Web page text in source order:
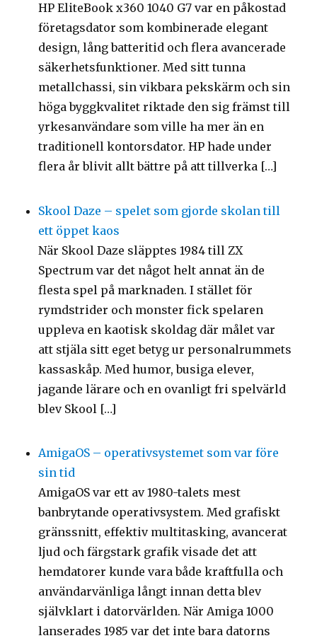
HP EliteBook x360 1040 G7 var en påkostad
företagsdator som kombinerade elegant
design, lång batteritid och flera avancerade
säkerhetsfunktioner. Med sitt tunna
metallchassi, sin vikbara pekskärm och sin
höga byggkvalitet riktade den sig främst till
yrkesanvändare som ville ha mer än en
traditionell kontorsdator. HP hade under
flera år blivit allt bättre på att tillverka […]
Skool Daze – spelet som gjorde skolan till
ett öppet kaos
När Skool Daze släpptes 1984 till ZX
Spectrum var det något helt annat än de
flesta spel på marknaden. I stället för
rymdstrider och monster fick spelaren
uppleva en kaotisk skoldag där målet var
att stjäla sitt eget betyg ur personalrummets
kassaskåp. Med humor, busiga elever,
jagande lärare och en ovanligt fri spelvärld
blev Skool […]
AmigaOS – operativsystemet som var före
sin tid
AmigaOS var ett av 1980-talets mest
banbrytande operativsystem. Med grafiskt
gränssnitt, effektiv multitasking, avancerat
ljud och färgstark grafik visade det att
hemdatorer kunde vara både kraftfulla och
användarvänliga långt innan detta blev
självklart i datorvärlden. När Amiga 1000
lanserades 1985 var det inte bara datorns